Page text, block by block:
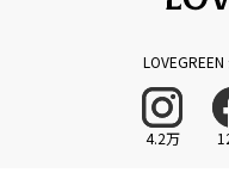
LOVEGREEN
4.2万